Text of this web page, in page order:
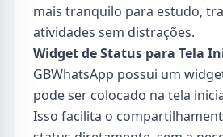
mais tranquilo para estudo,
atividades sem distrações.
Widget de Status para Tela
GBWhatsApp possui um
pode ser colocado na tela
Isso facilita o